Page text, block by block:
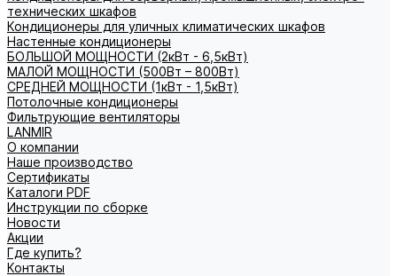
технических шкафов
Кондиционеры для уличных климатических шкафов
Настенные кондиционеры
БОЛЬШОЙ МОЩНОСТИ (2кВт - 6,5кВт)
МАЛОЙ МОЩНОСТИ (500Вт – 800Вт)
СРЕДНЕЙ МОЩНОСТИ (1кВт - 1,5кВт)
Потолочные кондиционеры
Фильтрующие вентиляторы
LANMIR
О компании
Наше производство
Сертификаты
Каталоги PDF
Инструкции по сборке
Новости
Акции
Где купить?
Контакты